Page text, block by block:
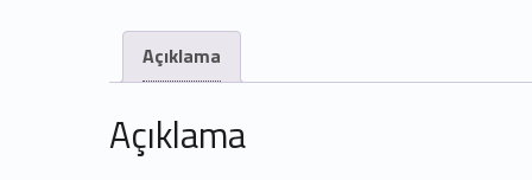
Açıklama
Açıklama